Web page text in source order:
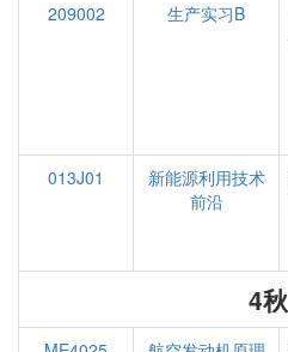
209002 生产实习B
013J01
新能源利用技术
前沿
4秋